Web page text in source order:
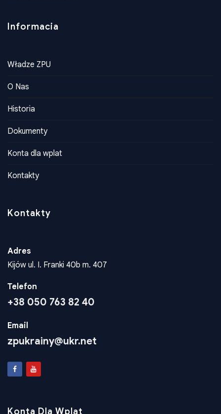
Informacia
Władze ZPU
O Nas
Historia
Dokumenty
Konta dla wplat
Kontakty
Kontakty
Adres
Kijów ul. I. Franki 40b m. 407
Telefon
+38 050 763 82 40
Email
zpukrainy@ukr.net
Konta Dla Wplat